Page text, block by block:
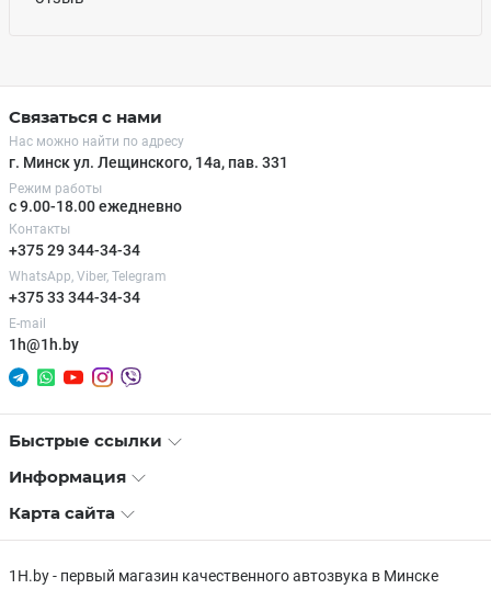
Связаться с нами
Нас можно найти по адресу
г. Минск ул. Лещинского, 14а, пав. 331
Режим работы
с 9.00-18.00 ежедневно
Контакты
+375 29 344-34-34
WhatsApp, Viber, Telegram
+375 33 344-34-34
E-mail
1h@1h.by
Быстрые ссылки
Информация
Карта сайта
1H.by - первый магазин качественного автозвука в Минске